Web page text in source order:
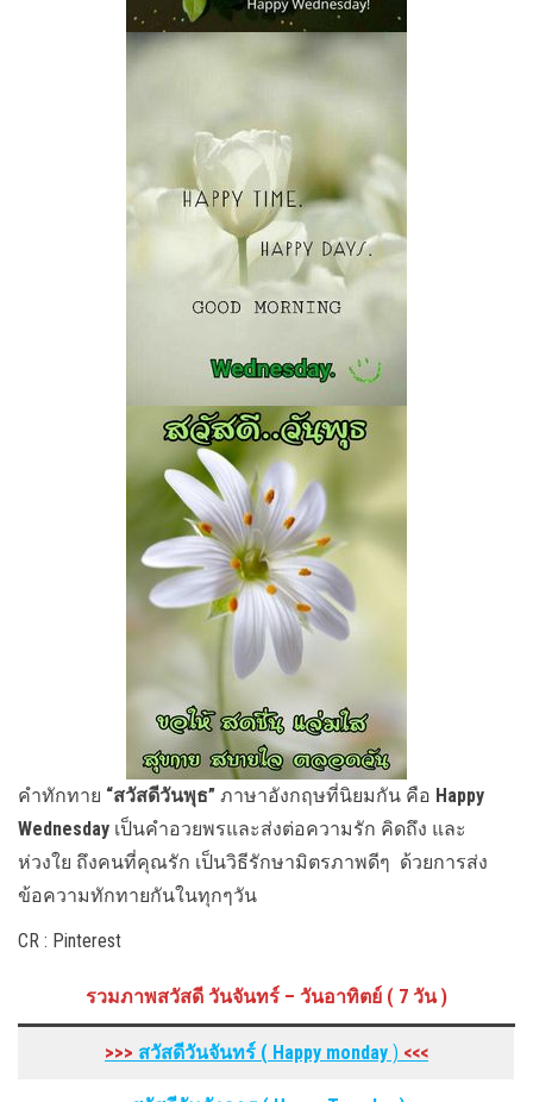
คำทักทาย “สวัสดีวันพุธ” ภาษาอังกฤษที่นิยมกัน คือ Happy
Wednesday เป็นคำอวยพรและส่งต่อความรัก คิดถึง และ
ห่วงใย ถึงคนที่คุณรัก เป็นวิธีรักษามิตรภาพดีๆ ด้วยการส่ง
ข้อความทักทายกันในทุกๆวัน
CR : Pinterest
รวมภาพสวัสดี วันจันทร์ – วันอาทิตย์ ( 7 วัน )
>>> สวัสดีวันจันทร์ ( Happy monday ) <<<